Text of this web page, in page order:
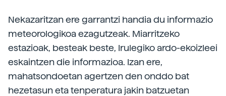
Nekazaritzan ere garrantzi handia du informazio
meteorologikoa ezagutzeak. Miarritzeko
estazioak, besteak beste, Irulegiko ardo-ekoizleei
eskaintzen die informazioa. Izan ere,
mahatsondoetan agertzen den onddo bat
hezetasun eta tenperatura jakin batzuetan